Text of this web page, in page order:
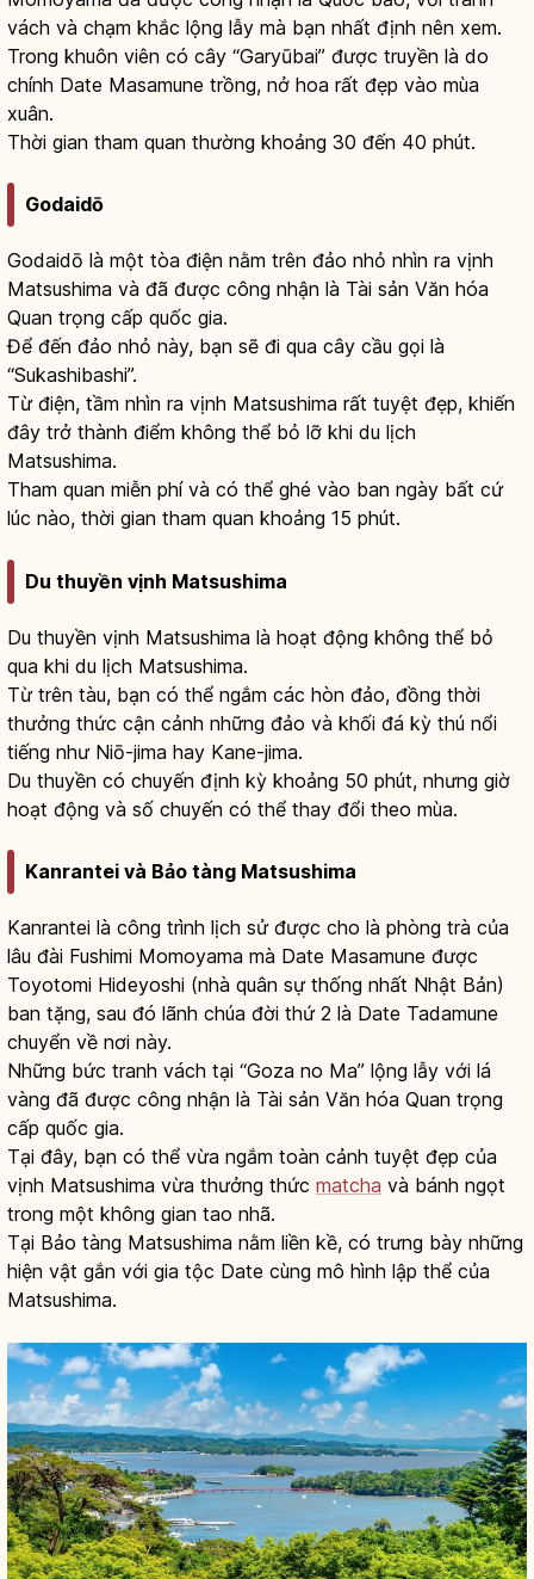
vách và chạm khắc lộng lẫy mà bạn nhất định nên xem.
Trong khuôn viên có cây “Garyūbai” được truyền là do
chính Date Masamune trồng, nở hoa rất đẹp vào mùa
xuân.
Thời gian tham quan thường khoảng 30 đến 40 phút.
Godaidō
Godaidō là một tòa điện nằm trên đảo nhỏ nhìn ra vịnh
Matsushima và đã được công nhận là Tài sản Văn hóa
Quan trọng cấp quốc gia.
Để đến đảo nhỏ này, bạn sẽ đi qua cây cầu gọi là
“Sukashibashi”.
Từ điện, tầm nhìn ra vịnh Matsushima rất tuyệt đẹp, khiến
đây trở thành điểm không thể bỏ lỡ khi du lịch
Matsushima.
Tham quan miễn phí và có thể ghé vào ban ngày bất cứ
lúc nào, thời gian tham quan khoảng 15 phút.
Du thuyền vịnh Matsushima
Du thuyền vịnh Matsushima là hoạt động không thể bỏ
qua khi du lịch Matsushima.
Từ trên tàu, bạn có thể ngắm các hòn đảo, đồng thời
thưởng thức cận cảnh những đảo và khối đá kỳ thú nổi
tiếng như Niō-jima hay Kane-jima.
Du thuyền có chuyến định kỳ khoảng 50 phút, nhưng giờ
hoạt động và số chuyến có thể thay đổi theo mùa.
Kanrantei và Bảo tàng Matsushima
Kanrantei là công trình lịch sử được cho là phòng trà của
lâu đài Fushimi Momoyama mà Date Masamune được
Toyotomi Hideyoshi (nhà quân sự thống nhất Nhật Bản)
ban tặng, sau đó lãnh chúa đời thứ 2 là Date Tadamune
chuyển về nơi này.
Những bức tranh vách tại “Goza no Ma” lộng lẫy với lá
vàng đã được công nhận là Tài sản Văn hóa Quan trọng
cấp quốc gia.
Tại đây, bạn có thể vừa ngắm toàn cảnh tuyệt đẹp của
vịnh Matsushima vừa thưởng thức matcha và bánh ngọt
trong một không gian tao nhã.
Tại Bảo tàng Matsushima nằm liền kề, có trưng bày những
hiện vật gắn với gia tộc Date cùng mô hình lập thể của
Matsushima.